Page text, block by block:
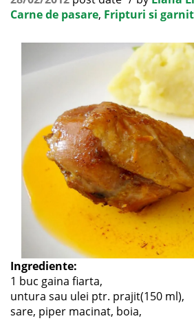
Carne de pasare, Fripturi si
Ingrediente:
1 buc gaina fiarta,
untura sau ulei ptr. prajit(150 ml),
sare, piper macinat, boia,